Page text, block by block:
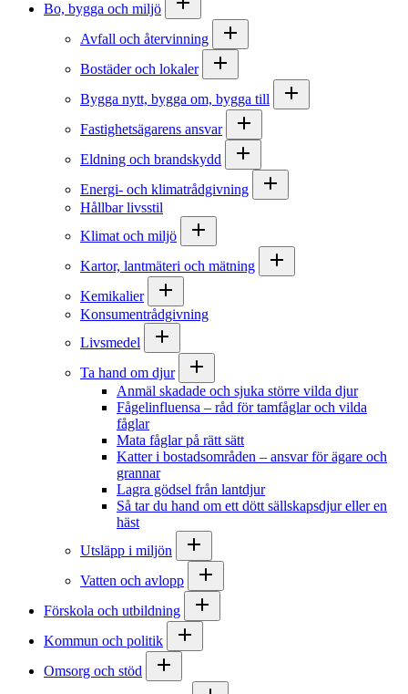
Bo, bygga och miljö
Avfall och återvinning
Bostäder och lokaler
Bygga nytt, bygga om, bygga till
Fastighetsägarens ansvar
Eldning och brandskydd
Energi- och klimatrådgivning
Hållbar livsstil
Klimat och miljö
Kartor, lantmäteri och mätning
Kemikalier
Konsumentrådgivning
Livsmedel
Ta hand om djur
Anmäl skadade och sjuka större vilda djur
Fågelinfluensa – råd för tamfåglar och vilda
fåglar
Mata fåglar på rätt sätt
Katter i bostadsområden – ansvar för ägare och
grannar
Lagra gödsel från lantdjur
Så tar du hand om ett dött sällskapsdjur eller en
häst
Utsläpp i miljön
Vatten och avlopp
Förskola och utbildning
Kommun och politik
Omsorg och stöd